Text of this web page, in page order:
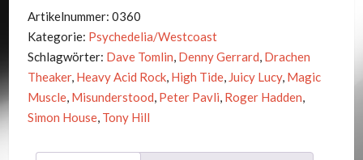
-
Sea
Shanties
Menge
Artikelnummer: 0360
Kategorie: Psychedelia/Westcoast
Schlagwörter: Dave Tomlin, Denny Gerrard, Drachen
Theaker, Heavy Acid Rock, High Tide, Juicy Lucy, Magic
Muscle, Misunderstood, Peter Pavli, Roger Hadden,
Simon House, Tony Hill